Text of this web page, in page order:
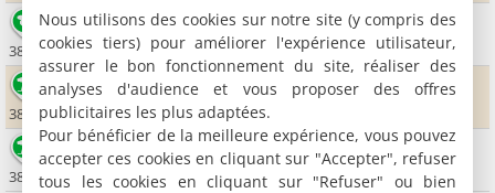
Lac du Sautet
38970 Corps
Plage du lac du Sautet
38970 Corps
Plage du Mas
38970 Monestier d'Ambel
Nous utilisons des cookies sur notre site (y compris des
cookies tiers) pour améliorer l'expérience utilisateur,
assurer le bon fonctionnement du site, réaliser des
analyses d'audience et vous proposer des offres
publicitaires les plus adaptées.
Pour bénéficier de la meilleure expérience, vous pouvez
accepter ces cookies en cliquant sur "Accepter", refuser
tous les cookies en cliquant sur "Refuser" ou bien